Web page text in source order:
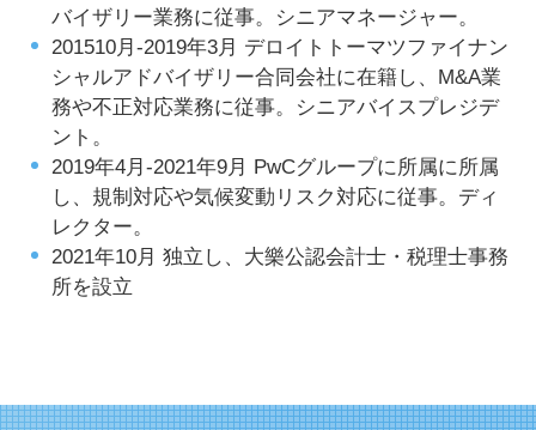
バイザリー業務に従事。シニアマネージャー。
201510月-2019年3月 デロイトトーマツファイナン
シャルアドバイザリー合同会社に在籍し、M&A業
務や不正対応業務に従事。シニアバイスプレジデ
ント。
2019年4月-2021年9月 PwCグループに所属に所属
し、規制対応や気候変動リスク対応に従事。ディ
レクター。
2021年10月 独立し、大樂公認会計士・税理士事務
所を設立